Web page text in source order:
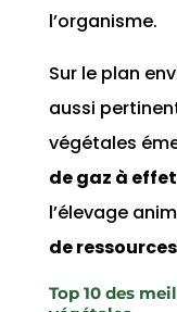
l’organisme.
Sur le plan
aussi
végétales
de gaz à
l’élevage
de ressources
Top 10 des